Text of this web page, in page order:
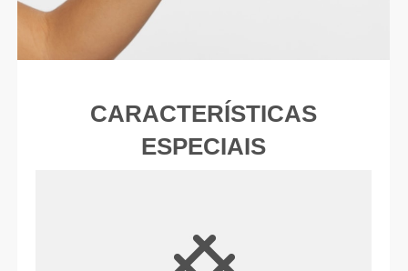
CARACTERÍSTICAS
ESPECIAIS